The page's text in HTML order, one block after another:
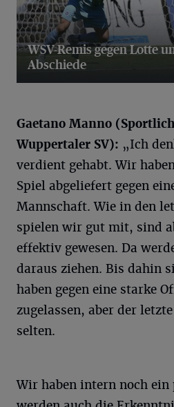
WSV-Remis gegen Lotte
Abschiede
Gaetano Manno
Wuppertaler SV): „Ich
verdient gehabt. Wir
Spiel abgeliefert gegen
Mannschaft. Wie in den
spielen wir gut mit, sind
effektiv gewesen. Da
daraus ziehen. Bis dahin
haben gegen eine starke
zugelassen, aber der
selten.
Wir haben intern noch ein